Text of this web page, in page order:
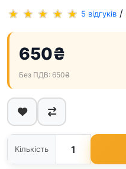
5 відгуків /
650₴
Без ПДВ: 650₴
Кількість